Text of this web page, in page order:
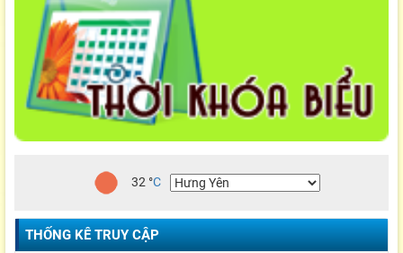
32 °C
THỐNG KÊ TRUY CẬP